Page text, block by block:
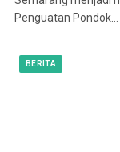
Penguatan Pondok…
BERITA